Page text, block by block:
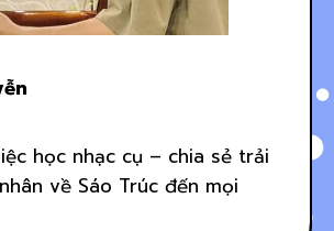
học nhạc cụ – chia sẻ trải
về Sáo Trúc đến mọi